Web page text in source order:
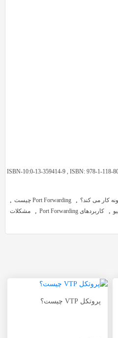
ISBN-10:0-13-359414-9 , ISBN: 978-1-118-
, Port Forwarding چیست
, کاربردهای Port Forwarding ,
مشکلات
پروتکل VTP چیست؟